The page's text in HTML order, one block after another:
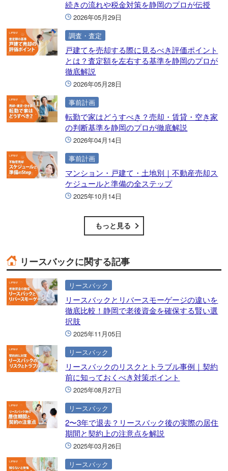
続きの流れや税金対策を静岡のプロが伝授
2026年05月29日
調査・査定
戸建てを売却する際に見るべき評価ポイント
とは？査定額を左右する基準を静岡のプロが
徹底解説
2026年05月28日
事前計画
転勤で家はどうすべき？売却・賃貸・空き家
の判断基準を静岡のプロが徹底解説
2026年04月14日
事前計画
マンション・戸建て・土地別｜不動産売却ス
ケジュールと準備の全ステップ
2025年10月14日
もっと見る
リースバックに関する記事
リースバック
リースバックとリバースモーゲージの違いを
徹底比較！静岡で老後資金を確保する賢い選
択肢
2025年11月05日
リースバック
リースバックのリスクとトラブル事例｜契約
前に知っておくべき対策ポイント
2025年08月27日
リースバック
2〜3年で退去？リースバック後の実際の居住
期間と契約上の注意点を解説
2025年03月26日
リースバック